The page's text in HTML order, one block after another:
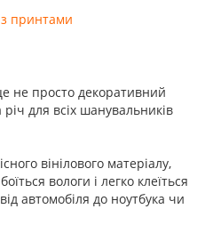
принтами
не просто декоративний
для всіх шанувальників
вінілового матеріалу,
вологи і легко клеїться
автомобіля до ноутбука чи